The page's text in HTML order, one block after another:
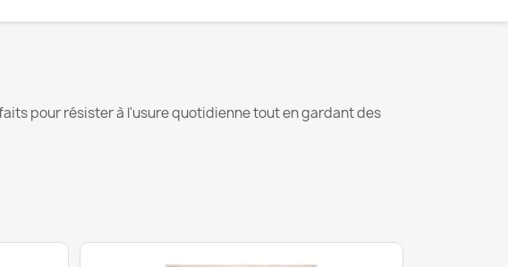
pour résister à l'usure quotidienne tout en gardant des